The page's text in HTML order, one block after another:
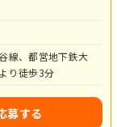
線、都営地下鉄大
り徒歩3分
募する